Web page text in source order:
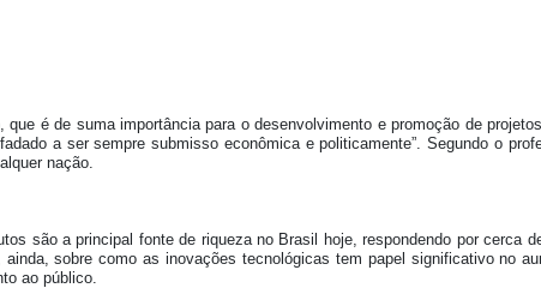
é de suma importância para o desenvolvimento e promoção de
a ser sempre submisso econômica e politicamente”. Segundo o
nação.
são a principal fonte de riqueza no Brasil hoje, respondendo por cerca
sobre como as inovações tecnológicas tem papel significativo no
ao público.